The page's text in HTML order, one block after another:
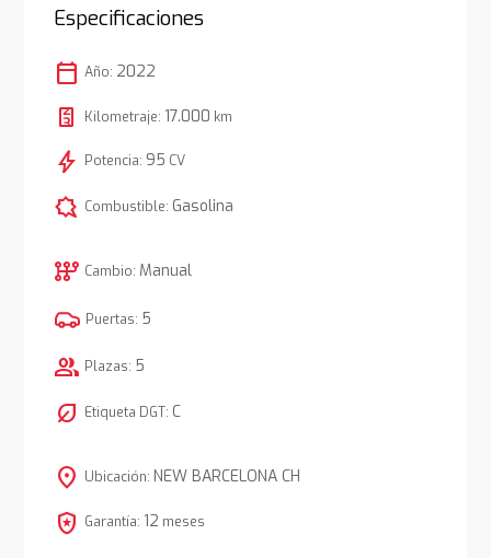
Especificaciones
calendar_today Año: 2022
Kilometraje: 17.000 km
bolt Potencia: 95 CV
comic_bubble Combustible: Gasolina
auto_transmission Cambio: Manual
Puertas: 5
group Plazas: 5
nest_eco_leaf Etiqueta DGT: C
location_on Ubicación: NEW BARCELONA CH
local_police Garantía: 12 meses